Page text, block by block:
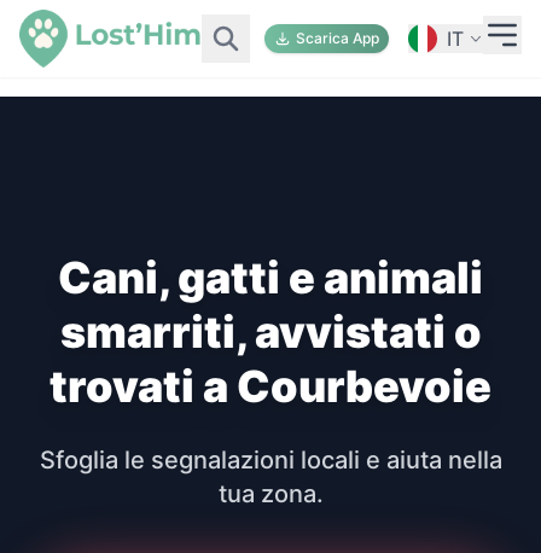
Scarica App IT
Cani, gatti e animali
smarriti, avvistati o
trovati a Courbevoie
Sfoglia le segnalazioni locali e aiuta nella
tua zona.